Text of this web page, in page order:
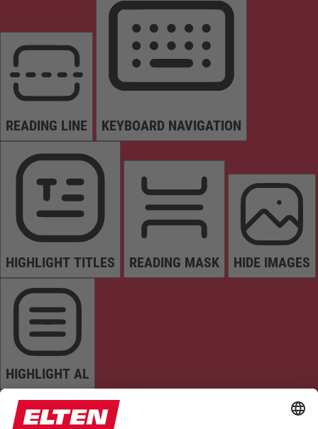
READING LINE KEYBOARD NAVIGATION
HIGHLIGHT TITLES READING MASK HIDE IMAGES
HIGHLIGHT AL